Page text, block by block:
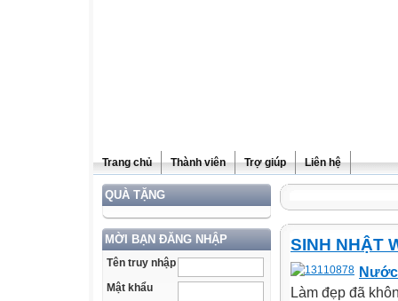
Trang chủ Thành viên Trợ giúp Liên hệ
QUÀ TẶNG
MỜI BẠN ĐĂNG NHẬP
Tên truy nhập
Mật khẩu
SINH NHẬT
Làm đẹp đã